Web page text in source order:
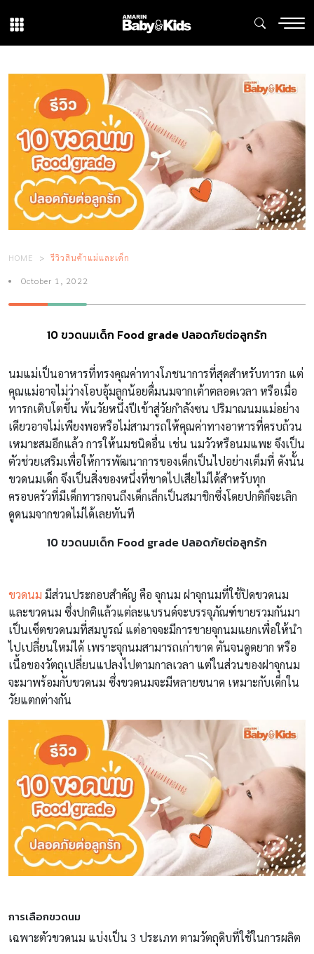
HOME รีวิวสินค้าแม่และเด็ก
October 1, 2022
10 ขวดนมเด็ก Food grade ปลอดภัยต่อลูกรัก
นมแม่เป็นอาหารที่ทรงคุณค่าทางโภชนาการที่สุดสำหรับทารก แต่
คุณแม่อาจไม่ว่างโอบอุ้มลูกน้อยดื่มนมจากเต้าตลอดเวลา หรือเมื่อ
ทารกเติบโตขึ้น พ้นวัยหนึ่งปีเข้าสู่วัยกำลังซน ปริมาณนมแม่อย่าง
เดียวอาจไม่เพียงพอหรือไม่สามารถให้คุณค่าทางอาหารที่ครบถ้วน
เหมาะสมอีกแล้ว การให้นมชนิดอื่น เช่น นมวัวหรือนมแพะ จึงเป็น
ตัวช่วยเสริมเพื่อให้การพัฒนาการของเด็กเป็นไปอย่างเต็มที่ ดังนั้น
ขวดนมเด็ก จึงเป็นสิ่งของหนึ่งที่ขาดไปเสียไม่ได้สำหรับทุก
ครอบครัวที่มีเด็กทารกจนถึงเด็กเล็กเป็นสมาชิกซึ่งโดยปกติก็จะเลิก
ดูดนมจากขวดไม่ได้เลยทันที
10 ขวดนมเด็ก Food grade ปลอดภัยต่อลูกรัก
ขวดนม มีส่วนประกอบสำคัญ คือ จุกนม ฝาจุกนมที่ใช้ปิดขวดนม
และขวดนม ซึ่งปกติแล้วแต่ละแบรนด์จะบรรจุภัณฑ์ขายรวมกันมา
เป็นเซ็ตขวดนมที่สมบูรณ์ แต่อาจจะมีการขายจุกนมแยกเพื่อให้นำ
ไปเปลี่ยนใหม่ได้ เพราะจุกนมสามารถเก่าขาด ตันจนดูดยาก หรือ
เนื้อของวัตถุเปลี่ยนแปลงไปตามกาลเวลา แต่ในส่วนของฝาจุกนม
จะมาพร้อมกับขวดนม ซึ่งขวดนมจะมีหลายขนาด เหมาะกับเด็กใน
วัยแตกต่างกัน
การเลือกขวดนม
เฉพาะตัวขวดนม แบ่งเป็น 3 ประเภท ตามวัตถุดิบที่ใช้ในการผลิต